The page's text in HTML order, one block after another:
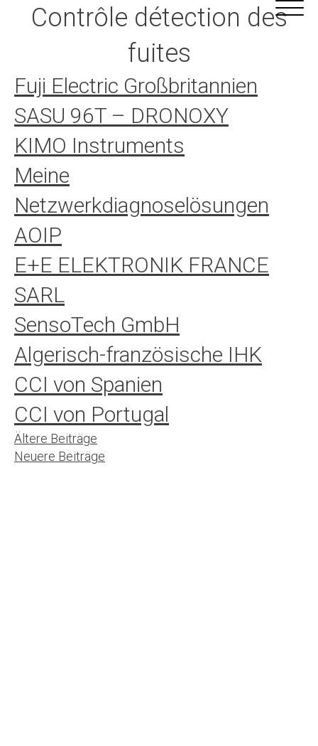
InhalteContrôle détection des
fuites
Fuji Electric Großbritannien
SASU 96T – DRONOXY
KIMO Instruments
Meine
Netzwerkdiagnoselösungen
AOIP
E+E ELEKTRONIK FRANCE
SARL
SensoTech GmbH
Algerisch-französische IHK
CCI von Spanien
CCI von Portugal
Beitrags-
Ältere Beiträge
Neuere Beiträge
Cookie-Einstellungen